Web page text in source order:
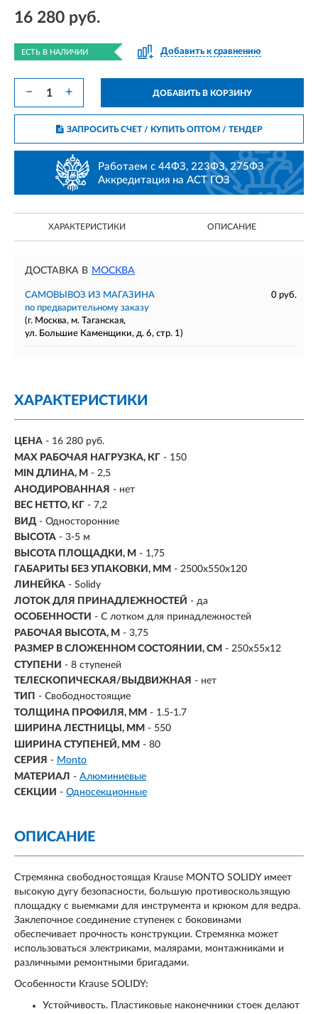
16 280 руб.
ЕСТЬ В НАЛИЧИИ Добавить к сравнению
− + ДОБАВИТЬ В КОРЗИНУ
ЗАПРОСИТЬ СЧЕТ / КУПИТЬ ОПТОМ/ ТЕНДЕР
Работаем с 44ФЗ, 223ФЗ, 275ФЗ
Аккредитация на АСТ ГОЗ
ХАРАКТЕРИСТИКИ ОПИСАНИЕ
ДОСТАВКА В МОСКВА
САМОВЫВОЗ ИЗ МАГАЗИНА
0 руб.
по предварительному заказу
(г. Москва, м. Таганская,
ул. Большие Каменщики, д. 6, стр. 1)
ХАРАКТЕРИСТИКИ
ЦЕНА - 16 280 руб.
MAX РАБОЧАЯ НАГРУЗКА, КГ - 150
MIN ДЛИНА, М - 2,5
АНОДИРОВАННАЯ - нет
ВЕС НЕТТО, КГ - 7,2
ВИД - Односторонние
ВЫСОТА - 3-5 м
ВЫСОТА ПЛОЩАДКИ, М - 1,75
ГАБАРИТЫ БЕЗ УПАКОВКИ, ММ - 2500х550х120
ЛИНЕЙКА - Solidy
ЛОТОК ДЛЯ ПРИНАДЛЕЖНОСТЕЙ - да
ОСОБЕННОСТИ - С лотком для принадлежностей
РАБОЧАЯ ВЫСОТА, М - 3,75
РАЗМЕР В СЛОЖЕННОМ СОСТОЯНИИ, СМ - 250х55х12
СТУПЕНИ - 8 ступеней
ТЕЛЕСКОПИЧЕСКАЯ/ВЫДВИЖНАЯ - нет
ТИП - Свободностоящие
ТОЛЩИНА ПРОФИЛЯ, ММ - 1.5-1.7
ШИРИНА ЛЕСТНИЦЫ, ММ - 550
ШИРИНА СТУПЕНЕЙ, ММ - 80
СЕРИЯ - Monto
МАТЕРИАЛ - Алюминиевые
СЕКЦИИ - Односекционные
ОПИСАНИЕ
Стремянка свободностоящая Krause MONTO SOLIDY имеет
высокую дугу безопасности, большую противоскользящую
площадку с выемками для инструмента и крюком для ведра.
Заклепочное соединение ступенек с боковинами
обеспечивает прочность конструкции. Стремянка может
использоваться электриками, малярами, монтажниками и
различными ремонтными бригадами.
Особенности Krause SOLIDY:
Устойчивость. Пластиковые наконечники стоек делают